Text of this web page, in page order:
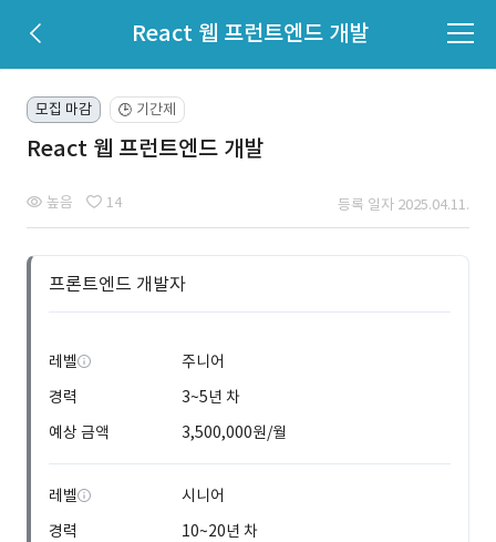
React 웹 프런트엔드 개발
모집 마감 🕒 기간제
React 웹 프런트엔드 개발
높음 14 등록 일자 2025.04.11.
프론트엔드 개발자
레벨
주니어
경력
3~5년 차
예상 금액
3,500,000원/월
레벨
시니어
경력
10~20년 차